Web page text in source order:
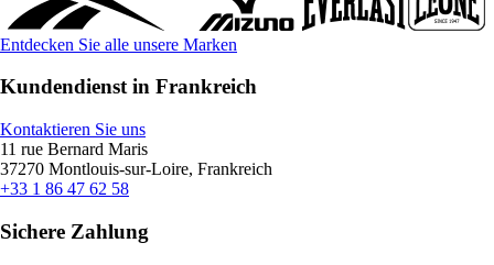
Entdecken Sie alle unsere Marken
Kundendienst in Frankreich
Kontaktieren Sie uns
11 rue Bernard Maris
37270 Montlouis-sur-Loire, Frankreich
+33 1 86 47 62 58
Sichere Zahlung